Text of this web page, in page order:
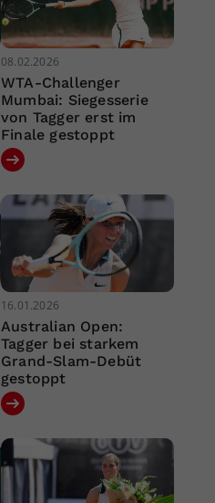
08.02.2026
WTA-Challenger
Mumbai: Siegesserie
von Tagger erst im
Finale gestoppt
16.01.2026
Australian Open:
Tagger bei starkem
Grand-Slam-Debüt
gestoppt